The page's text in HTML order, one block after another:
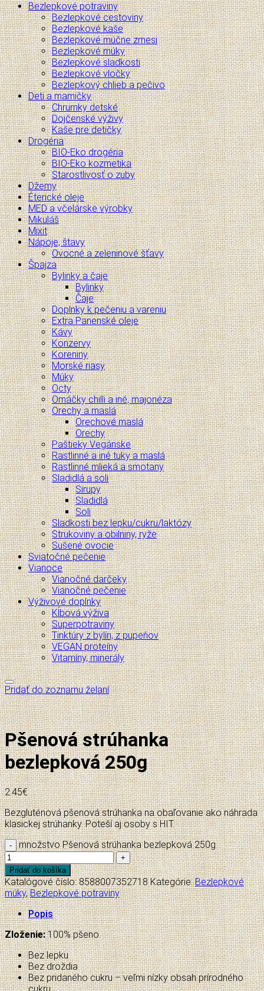
Bezlepkové potraviny
Bezlepkové cestoviny
Bezlepkové kaše
Bezlepkové múčne zmesi
Bezlepkové múky
Bezlepkové sladkosti
Bezlepkové vločky
Bezlepkový chlieb a pečivo
Deti a mamičky
Chrumky detské
Dojčenské výživy
Kaše pre detičky
Drogéria
BIO-Eko drogéria
BIO-Eko kozmetika
Starostlivosť o zuby
Džemy
Éterické oleje
MED a včelárske výrobky
Mikuláš
Mixit
Nápoje, štavy
Ovocné a zeleninové šťavy
Špajza
Bylinky a čaje
Bylinky
Čaje
Doplnky k pečeniu a vareniu
Extra Panenské oleje
Kávy
Konzervy
Koreniny
Morské riasy
Múky
Octy
Omáčky chilli a iné, majonéza
Orechy a maslá
Orechové maslá
Orechy
Paštieky Vegánske
Rastlinné a iné tuky a maslá
Rastlinné mlieká a smotany
Sladidlá a soli
Sirupy
Sladidlá
Soli
Sladkosti bez lepku/cukru/laktózy
Strukoviny a obilniny, ryže
Sušené ovocie
Sviatočné pečenie
Vianoce
Vianočné darčeky
Vianočné pečenie
Výživové doplnky
Kĺbová výživa
Superpotraviny
Tinktúry z bylín, z pupeňov
VEGAN proteíny
Vitamíny, minerály
Pridať do zoznamu želaní
Pšenová strúhanka
bezlepková 250g
2.45€
Bezgluténová pšenová strúhanka na obaľovanie ako náhrada
klasickej strúhanky. Poteší aj osoby s HIT.
množstvo Pšenová strúhanka bezlepková 250g
Pridať do košíka
Katalógové číslo:8588007352718 Kategórie:Bezlepkové
múky,Bezlepkové potraviny
Popis
Zloženie:100% pšeno.
Bez lepku
Bez droždia
Bez pridaného cukru – veľmi nízky obsah prírodného